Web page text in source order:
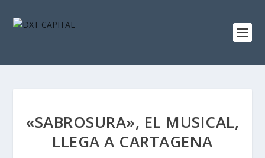
«SABROSURA», EL MUSICAL,
LLEGA A CARTAGENA